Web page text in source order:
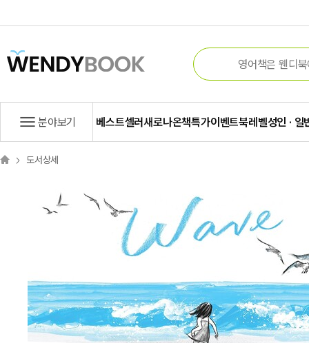
분야보기 베스트셀러새로나온책특가이벤트북레벨성인 · 일
도서상세